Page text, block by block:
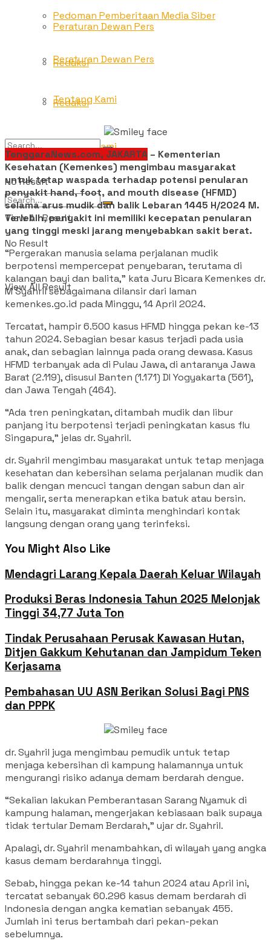
Pedoman Pemberitaan Media Siber
Peraturan Dewan Pers
Redaksi
Tentang Kami
No Result
View All Result
Peraturan Dewan Pers
Redaksi
Tentang Kami
No Result
View All Result
TenggaraNews.com, JAKARTA – Kementerian
Kesehatan (Kemenkes) mengimbau masyarakat
untuk tetap waspada terhadap potensi penularan
penyakit hand, foot, and mouth disease (HFMD)
selama arus mudik dan balik Lebaran 1445 H/2024 M.
Terlebih, penyakit ini memiliki kecepatan penularan
yang tinggi meski jarang menyebabkan sakit berat.
“Pergerakan manusia selama perjalanan mudik
berpotensi mempercepat penyebaran, terutama di
kalangan bayi dan balita,” kata Juru Bicara Kemenkes dr.
M Syahril sebagaimana dilansir dari laman
kemenkes.go.id pada Minggu, 14 April 2024.
Tercatat, hampir 6.500 kasus HFMD hingga pekan ke-13
tahun 2024. Sebagian besar kasus terjadi pada usia
anak, dan sebagian lainnya pada orang dewasa. Kasus
HFMD terbanyak ada di Pulau Jawa, di antaranya Jawa
Barat (2.119), disusul Banten (1.171) DI Yogyakarta (561),
dan Jawa Tengah (464).
“Ada tren peningkatan, ditambah mudik dan libur
panjang itu berpotensi terjadi peningkatan kasus flu
Singapura,” jelas dr. Syahril.
dr. Syahril mengimbau masyarakat untuk tetap menjaga
kesehatan dan kebersihan selama perjalanan mudik dan
balik dengan mencuci tangan dengan sabun dan air
mengalir, serta menerapkan etika batuk atau bersin.
Selain itu, masyarakat diminta menghindari kontak
langsung dengan orang yang terinfeksi.
You Might Also Like
Mendagri Larang Kepala Daerah Keluar Wilayah
Produksi Beras Indonesia Tahun 2025 Melonjak
Tinggi 34,77 Juta Ton
Tindak Perusahaan Perusak Kawasan Hutan,
Ditjen Gakkum Kehutanan dan Jampidum Teken
Kerjasama
Pembahasan UU ASN Berikan Solusi Bagi PNS
dan PPPK
dr. Syahril juga mengimbau pemudik untuk tetap
menjaga kebersihan di kampung halamannya untuk
mengurangi risiko adanya demam berdarah dengue.
“Sekalian lakukan Pemberantasan Sarang Nyamuk di
kampung halaman, mengerjakan kebiasaan baik supaya
tidak tertular Demam Berdarah,” ujar dr. Syahril.
Apalagi, dr. Syahril menambahkan, di wilayah yang angka
kasus demam berdarahnya tinggi.
Sebab, hingga pekan ke-14 tahun 2024 atau April ini,
tercatat sebanyak 60.296 kasus demam berdarah di
Indonesia dengan angka kematian sebanyak 455.
Jumlah ini terus bertambah dari pekan-pekan
sebelumnya.